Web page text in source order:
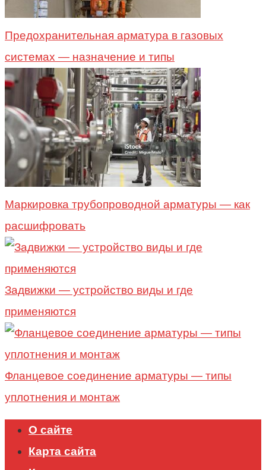
Предохранительная арматура в газовых
системах — назначение и типы
Маркировка трубопроводной арматуры — как
расшифровать
Задвижки — устройство виды и где
применяются
Фланцевое соединение арматуры — типы
уплотнения и монтаж
О сайте
Карта сайта